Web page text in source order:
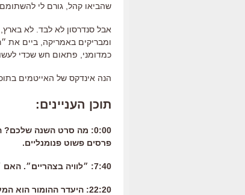
שהביאו קהל, גורם לי
אבל סנדרסון לא לבד. לא בארץ,
ומבריקים באמריקה, ביים את
כמדומני, פתאום חש שכדי
הנה אינדקס של האייטמים
תוכן העניינים:
0:00: מה סרט השנה שלכם? הצביעו לו
פרסים פשוט פנומנליים.
7:40: ״לוויה בצהריים״. האם ״עצוב״ זה ״אמנותי״ יותר מ״שמח״?
22:20: היעדר ההומור הוא המעט בצרות של ״רוזווטר״, סרטו הראשון של ג׳ון סטיוארט.